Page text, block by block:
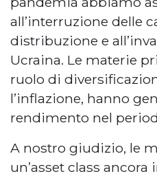
all’interruzione delle
distribuzione e
Ucraina. Le materie
ruolo di
l’inflazione, hanno
rendimento nel
A nostro giudizio, le
un’asset class ancora